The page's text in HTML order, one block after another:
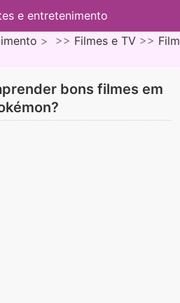
e entretenimento
> >> Filmes e TV >> Film
bons filmes em